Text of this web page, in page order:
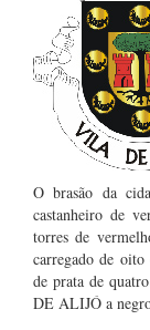
O brasão da
castanheiro de
torres de
carregado de
de prata de
DE ALIJÓ a